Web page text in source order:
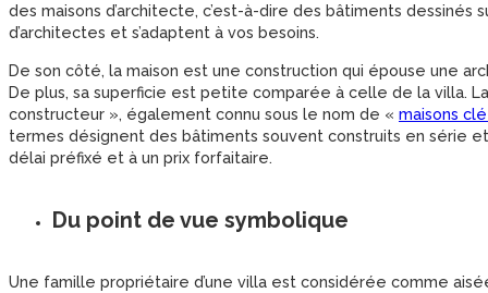
des maisons d’architecte, c’est-à-dire des bâtiments dessinés
d’architectes et s’adaptent à vos besoins.
De son côté, la maison est une construction qui épouse une
De plus, sa superficie est petite comparée à celle de la villa.
constructeur », également connu sous le nom de « maisons
termes désignent des bâtiments souvent construits en série
délai préfixé et à un prix forfaitaire.
Du point de vue symbolique
Une famille propriétaire d’une villa est considérée comme